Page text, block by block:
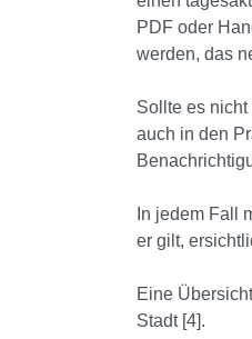
PDF oder
werden, das
Sollte es
auch in den
In jedem Fall
er gilt,
Eine
Stadt [4].